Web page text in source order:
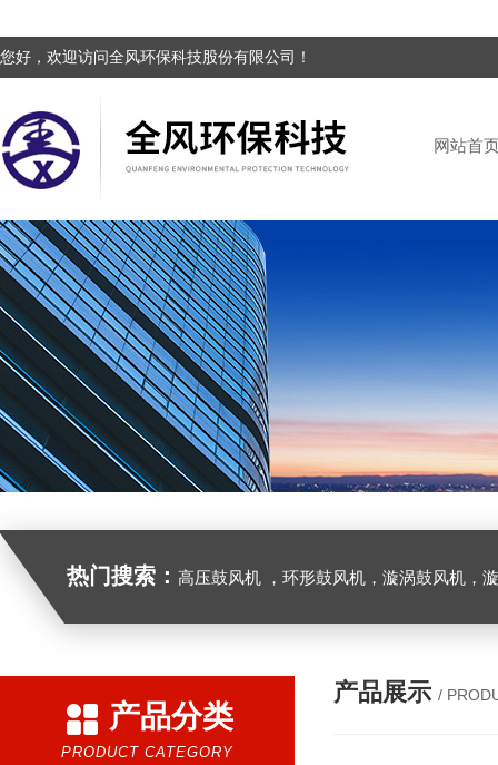
您好，欢迎访问全风环保科技股份有限公司！
网站首
热门搜索： 高压鼓风机 ，环形鼓风机，漩涡鼓风机，漩涡气泵，透浦式中压鼓风机，防爆风机，工业吸尘器，
产品分类
PRODUCT CATEGORY
产品展示 /